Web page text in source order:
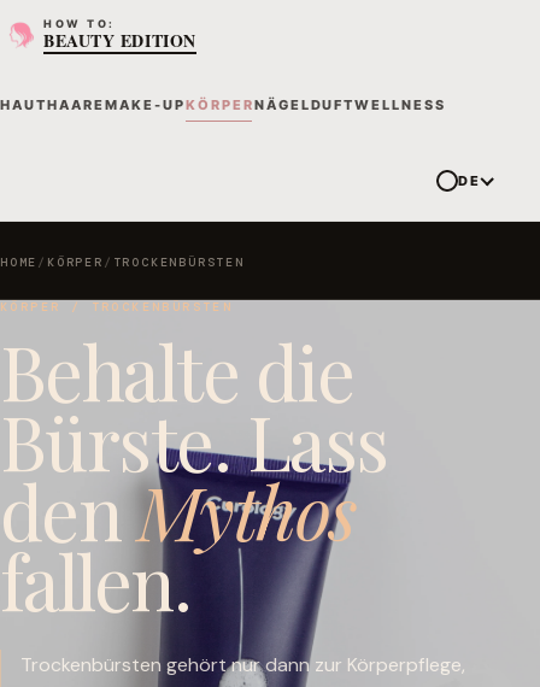
HOW TO:
BEAUTY EDITION
HAUTHAAREMAKE-UPKÖRPERNÄGELDUFTWELLNESS
DE
HOME / KÖRPER / TROCKENBÜRSTEN
KÖRPER / TROCKENBÜRSTEN
Behalte die
Bürste. Lass
denMythos
fallen.
Trockenbürsten gehört nur dann zur Körperpflege,